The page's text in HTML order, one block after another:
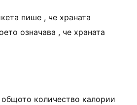
пише , че храната
означава , че храната
количество калории